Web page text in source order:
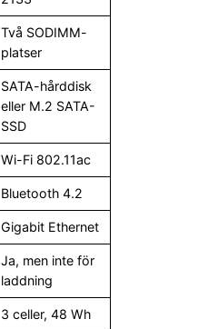
Två SODIMM-
platser
SATA-hårddisk
eller M.2 SATA-
SSD
Wi-Fi 802.11ac
Bluetooth 4.2
Gigabit Ethernet
Ja, men inte för
laddning
3 celler, 48 Wh